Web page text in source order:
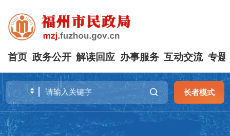
首页 政务公开 解读回应 办事服务 互动交流 专题
长者模式